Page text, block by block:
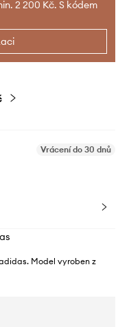
2 200 Kč. S kódem
Vrácení do 30 dnů
Model vyroben z